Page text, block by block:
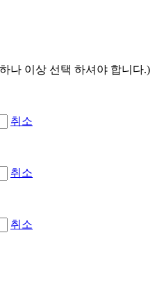
나 이상 선택 하셔야 합니다.)
취소
취소
취소